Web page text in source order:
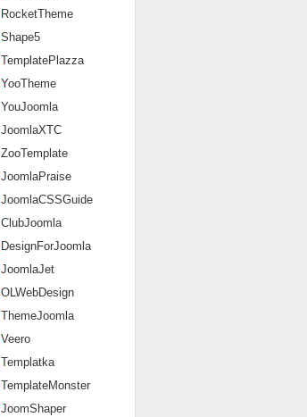
RocketTheme
Shape5
TemplatePlazza
YooTheme
YouJoomla
JoomlaXTC
ZooTemplate
JoomlaPraise
JoomlaCSSGuide
ClubJoomla
DesignForJoomla
JoomlaJet
OLWebDesign
ThemeJoomla
Veero
Templatka
TemplateMonster
JoomShaper